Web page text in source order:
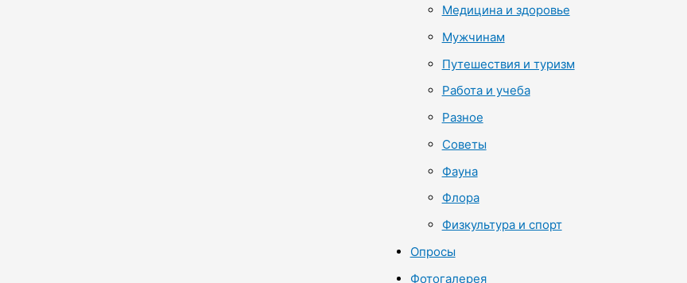
Медицина и здоровье
Мужчинам
Путешествия и туризм
Работа и учеба
Разное
Советы
Фауна
Флора
Физкультура и спорт
Опросы
Фотогалерея